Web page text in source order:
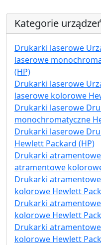
Kategorie
Drukarki laserowe
laserowe
(HP)
Drukarki laserowe
laserowe kolorowe
Drukarki laserowe
monochromatyczne
Drukarki laserowe
Hewlett Packard (HP)
Drukarki
atramentowe
Drukarki
kolorowe Hewlett
Drukarki
kolorowe Hewlett
Drukarki
kolorowe Hewlett